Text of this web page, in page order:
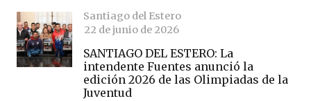
Santiago del Estero
22 de junio de 2026
SANTIAGO DEL ESTERO: La
intendente Fuentes anunció la
edición 2026 de las Olimpiadas de la
Juventud